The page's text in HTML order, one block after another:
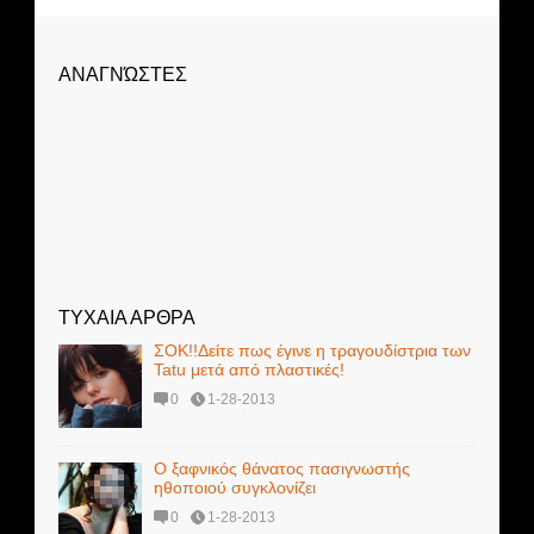
ΑΝΑΓΝΏΣΤΕΣ
ΤΥΧΑΙΑ ΑΡΘΡΑ
ΣΟΚ!!Δείτε πως έγινε η τραγουδίστρια των
Tatu μετά από πλαστικές!
0 1-28-2013
Ο ξαφνικός θάνατος πασιγνωστής
ηθοποιού συγκλονίζει
0 1-28-2013